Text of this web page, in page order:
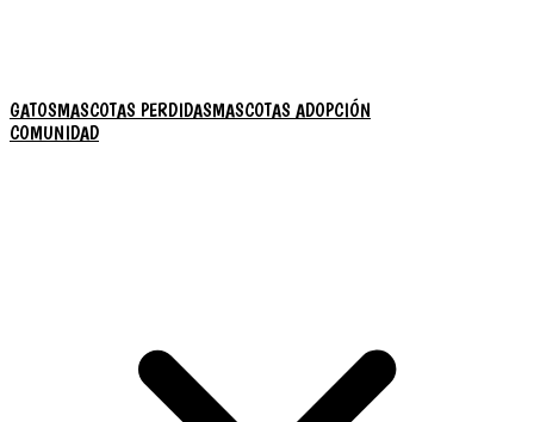
GATOSMASCOTAS PERDIDASMASCOTAS ADOPCIÓN
COMUNIDAD